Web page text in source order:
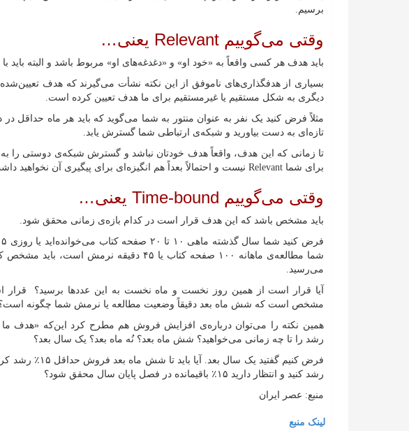
برسیم.
وقتی می‌گوییم Relevant یعنی…
باید هدف هر کسی واقعاً به «خود او» و «دغدغه‌های او» مربوط باشد و البته باید
بسیاری از هدفگذاری‌های ناموفق از این نکته نشأت می‌گیرند که هدف
دیگری به شکل مستقیم یا غیرمستقیم برای ما هدف تعیین کرده است.
مثلاً فرض کنید یک نفر به عنوان منتور به شما می‌گوید که باید هر ماه حداقل
تازه‌ای به دست بیاورید و شبکه‌ی ارتباطی شما گسترش یابد.
تا زمانی که این هدف، واقعاً هدف خودتان نباشد و گسترش شبکه‌ی دوستی را به
برای شما Relevant نیست و احتمالاً بعداً هم انگیزه‌ای برای پیگیری آن نخواهید داشت.
وقتی می‌گوییم Time-bound یعنی…
باید مشخص باشد که این هدف قرار است در کدام بازه‌ی زمانی محقق شود.
شما مطالعه‌ی ماهانه ۱۰۰ صفحه کتاب یا ۴۵
می‌رسید.
آیا قرار است از همین روز نخست و ماه نخست به این عددها برسید؟ قرار
مشخص است که شش ماه بعد دقیقاً وضعیت مطالعه یا نرمش شما چگونه
رشد را تا چه زمانی می‌خواهید؟ شش ماه بعد؟ نُه ماه بعد؟ یک سال بعد؟
رشد کنید و انتظار دارید ۱۵٪ باقیمانده در فصل پایان سال محقق شود؟
منبع: عصر ایران
لینک منبع